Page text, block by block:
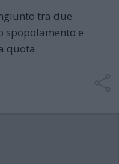
tra due
spopolamento e
quota